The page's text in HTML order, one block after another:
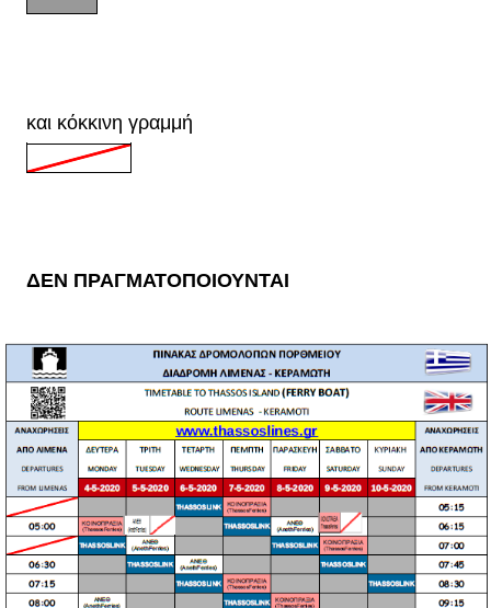
και κόκκινη γραμμή
ΔΕΝ ΠΡΑΓΜΑΤΟΠΟΙΟΥΝΤΑΙ